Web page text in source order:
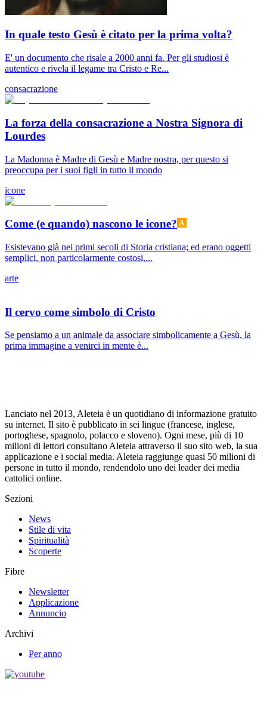
In quale testo Gesù è citato per la prima volta?
E' un documento che risale a 2000 anni fa. Per gli studiosi è
autentico e rivela il legame tra Cristo e Re...
consacrazione
La forza della consacrazione a Nostra Signora di
Lourdes
La Madonna è Madre di Gesù e Madre nostra, per questo si
preoccupa per i suoi figli in tutto il mondo
icone
Come (e quando) nascono le icone?
Esistevano già nei primi secoli di Storia cristiana; ed erano oggetti
semplici, non particolarmente costosi,...
arte
Il cervo come simbolo di Cristo
Se pensiamo a un animale da associare simbolicamente a Gesù, la
prima immagine a venirci in mente è...
Lanciato nel 2013, Aleteia è un quotidiano di informazione gratuito
su internet. Il sito è pubblicato in sei lingue (francese, inglese,
portoghese, spagnolo, polacco e sloveno). Ogni mese, più di 10
milioni di lettori consultano Aleteia attraverso il suo sito web, la sua
applicazione e i social media. Aleteia raggiunge quasi 50 milioni di
persone in tutto il mondo, rendendolo uno dei leader dei media
cattolici online.
Sezioni
News
Stile di vita
Spiritualità
Scoperte
Fibre
Newsletter
Applicazione
Annuncio
Archivi
Per anno